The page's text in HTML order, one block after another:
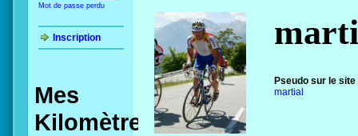
Mot de passe perdu
Inscription
Mes
Kilomètres
Pseudo sur le site
martial